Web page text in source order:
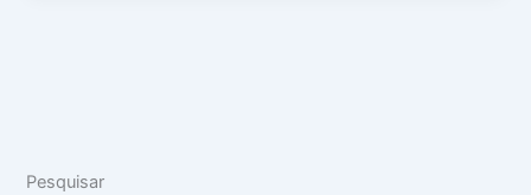
Pesquisar